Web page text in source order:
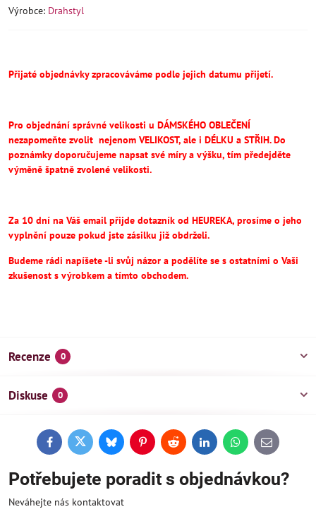
Výrobce: Drahstyl
Přijaté objednávky zpracováváme podle jejich datumu přijetí.
Pro objednání správné velikosti u DÁMSKÉHO OBLEČENÍ
nezapomeňte zvolit nejenom VELIKOST, ale i DÉLKU a STŘIH.Do
poznámky doporučujeme napsat své míry a výšku, tím předejděte
výměně špatně zvolené velikosti.
Za 10 dní na Váš email přijde dotazník od HEUREKA, prosíme o jeho
vyplnění pouze pokud jste zásilku již obdrželi.
Budeme rádi napíšete -li svůj názor a podělíte se s ostatními o Vaši
zkušenost s výrobkem a tímto obchodem.
Recenze 0
Diskuse 0
FacebookTwitterBlueskyPinterestReddit LinkedInWhatsApp
E-
mail
Potřebujete poradit s objednávkou?
Neváhejte nás kontaktovat